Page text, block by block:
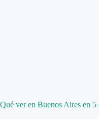
Qué ver en Buenos Aires en